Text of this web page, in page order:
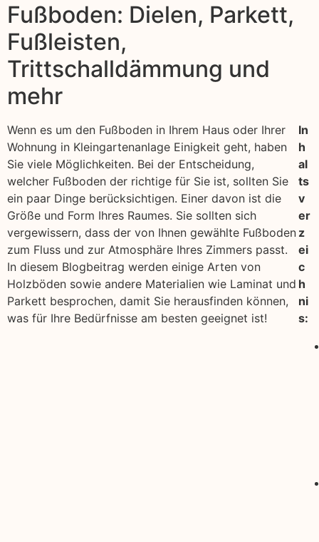
Fußboden: Dielen, Parkett,
Fußleisten,
Trittschalldämmung und
mehr
Wenn es um den Fußboden in Ihrem Haus oder Ihrer
Wohnung in Kleingartenanlage Einigkeit geht, haben
Sie viele Möglichkeiten. Bei der Entscheidung,
welcher Fußboden der richtige für Sie ist, sollten Sie
ein paar Dinge berücksichtigen. Einer davon ist die
Größe und Form Ihres Raumes. Sie sollten sich
vergewissern, dass der von Ihnen gewählte Fußboden
zum Fluss und zur Atmosphäre Ihres Zimmers passt.
In diesem Blogbeitrag werden einige Arten von
Holzböden sowie andere Materialien wie Laminat und
Parkett besprochen, damit Sie herausfinden können,
was für Ihre Bedürfnisse am besten geeignet ist!
In
h
al
ts
v
er
z
ei
c
h
ni
s: